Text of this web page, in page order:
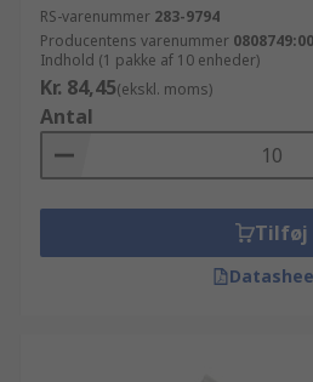
RS-varenummer 283-9794
Producentens varenummer
Indhold (1 pakke af 10 enheder)
Kr. 84,45(ekskl. moms)
Antal
Tilføj